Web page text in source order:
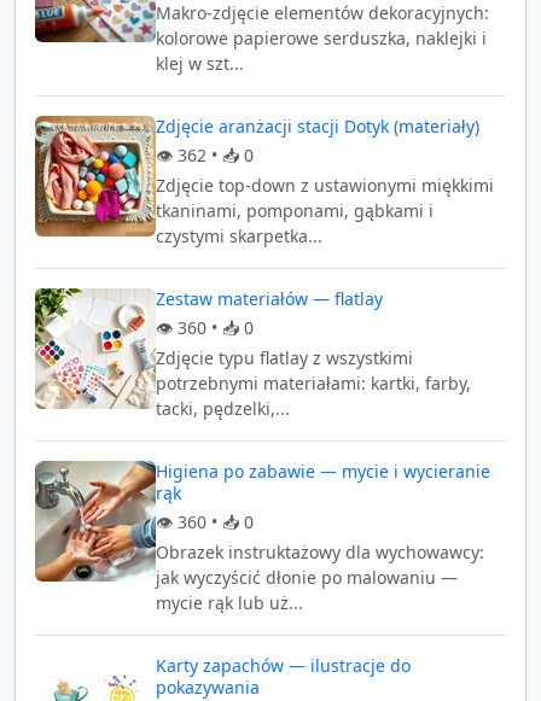
Makro-zdjęcie elementów dekoracyjnych:
kolorowe papierowe serduszka, naklejki i
klej w szt...
Zdjęcie aranżacji stacji Dotyk (materiały)
👁️ 362 • 📥 0
Zdjęcie top-down z ustawionymi miękkimi
tkaninami, pomponami, gąbkami i
czystymi skarpetka...
Zestaw materiałów — flatlay
👁️ 360 • 📥 0
Zdjęcie typu flatlay z wszystkimi
potrzebnymi materiałami: kartki, farby,
tacki, pędzelki,...
Higiena po zabawie — mycie i wycieranie
rąk
👁️ 360 • 📥 0
Obrazek instruktażowy dla wychowawcy:
jak wyczyścić dłonie po malowaniu —
mycie rąk lub uż...
Karty zapachów — ilustracje do
pokazywania